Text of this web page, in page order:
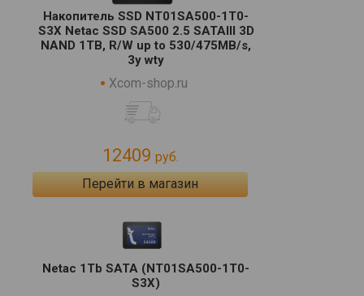
Накопитель SSD NT01SA500-1T0-
S3X Netac SSD SA500 2.5 SATAIII 3D
NAND 1TB, R/W up to 530/475MB/s,
3y wty
Xcom-shop.ru
12409 руб.
Перейти в магазин
Netac 1Tb SATA (NT01SA500-1T0-
S3X)